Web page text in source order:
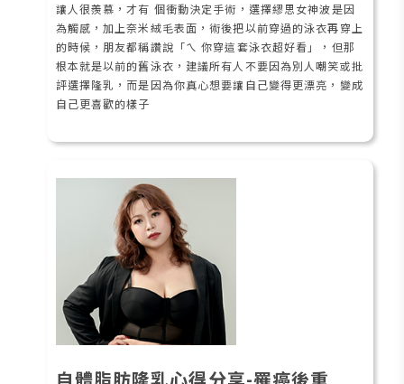
讓人很羨慕，才有 個衝動決定手術，選擇繆思女神波是因
為觸感，加上奈米絨毛表面，術後把以前穿過的泳衣再穿上
的時候，朋友都稱讚說「ㄟ 你穿這套泳衣超好看」，但那
根本就是以前的舊泳衣，建議所有人不要因為別人嘲笑或批
評選擇隆乳，而是因為你真心想要讓自己變得更漂亮，變成
自己更喜歡的樣子